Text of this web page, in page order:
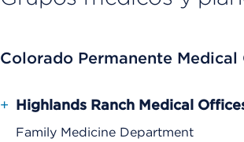
Colorado Permanente Medical
+ Highlands Ranch Medical
Family Medicine Department